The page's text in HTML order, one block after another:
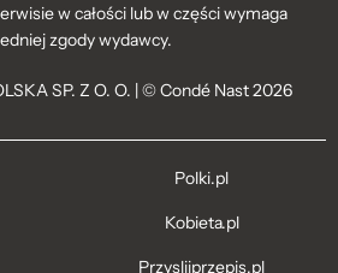
w całości lub w części wymaga
zgody wydawcy.
SP. Z O. O. | © Condé Nast 2026
Polki.pl
Kobieta.pl
Przyslijprzepis.pl